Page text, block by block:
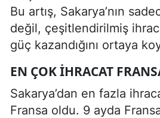
Bu artış, Sakarya’nın
değil, çeşitlendirilmiş
güç kazandığını ortaya
EN ÇOK İHRACAT
Sakarya’dan en fazla
Fransa oldu. 9 ayda